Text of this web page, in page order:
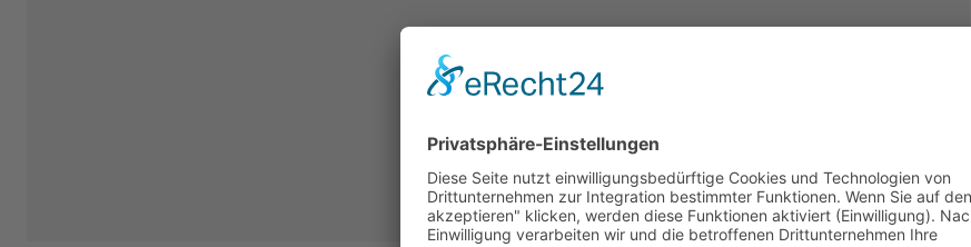
besonders eleganten Beleuchtung, die sie umgibt.
Die Lage der Villen ist etwas außerhalb des Dorfes Sivas in der Gemeinde Phaistos südlich von